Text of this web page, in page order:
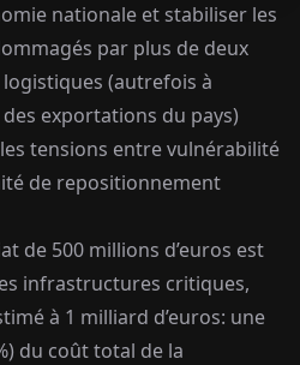
nationale et stabiliser les
par plus de deux
(autrefois à
des exportations du pays)
tensions entre vulnérabilité
de repositionnement
de 500 millions d’euros est
infrastructures critiques,
à 1 milliard d’euros: une
du coût total de la